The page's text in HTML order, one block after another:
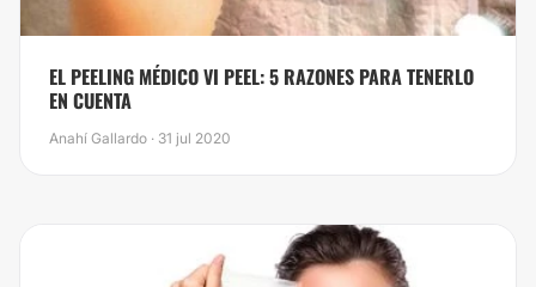
EL PEELING MÉDICO VI PEEL: 5 RAZONES PARA TENERLO
EN CUENTA
Anahí Gallardo · 31 jul 2020